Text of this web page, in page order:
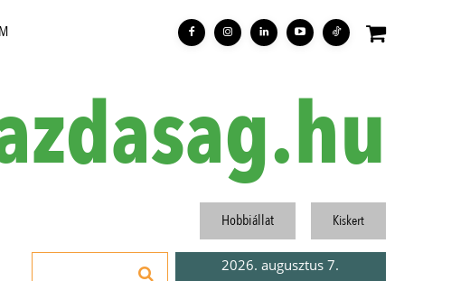
Hobbiállat Kiskert
2026. augusztus 7.